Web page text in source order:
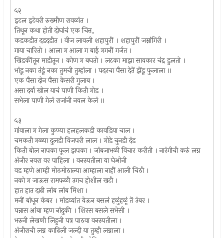
५२
इटल इटेवरी रुख्मीण रावळांत ।
तिथून कथा होती दोघांचं एक चित्त,
कडकडीत दडदडीत । वीज लावली शहापुरीं । शहापुरीं जम्नांगिरी ।
गाया चारितो । आला ग आला ग बाई गगनीं गर्जत ।
खिडकींतून माडीतून । कोण ग बघतो । लटका माझा सावकार चंद्र डुलतो ।
भांडू नका तंडूं नका तुमची तुम्हांला । पदरचा पैसा देतें झेंडू फुलाला ॥
एक पैसा दोन पैसा केसरी गुलाब ।
असा दर्या खोल याचं पाणी किती गोड ।
सभेला पाणी गेलं राजांनी नवल केलं ॥
५३
गांवाला ग गेला कुण्या हलहलकडी कावडिया चाल ।
चमकती गळ्या दुलडी विजपरी लाल । गोडे चुनडी दंड
किती बोल नापका फूल झपका । जांबजाभळी विचार करीती । नारंगीची करुं लग्न
अंजीर नवरा वर पाहिला । वनस्पतीला या घेओनी
वड म्हणे आम्ही मोठमोठाल्या आम्हाला नाहीं आली चिठी ।
नको ग जाऊस रामफळी उगच होशील खटी ।
हात हात दाढी लांब लांब मिशा ।
मनीं बांधून कंबर । मांडव्यांत येऊन बसलं हळुंहळूं तें उंबर ।
पन्नास आंबा म्हण नांदुकी । शिरस बसले सभेसी ।
भरुनी लेखणी लिहुनी पत्र पाठवा वनस्पतीला ।
अंजीराची लग्न काढिली जल्दी या तुम्ही लग्नाला ।